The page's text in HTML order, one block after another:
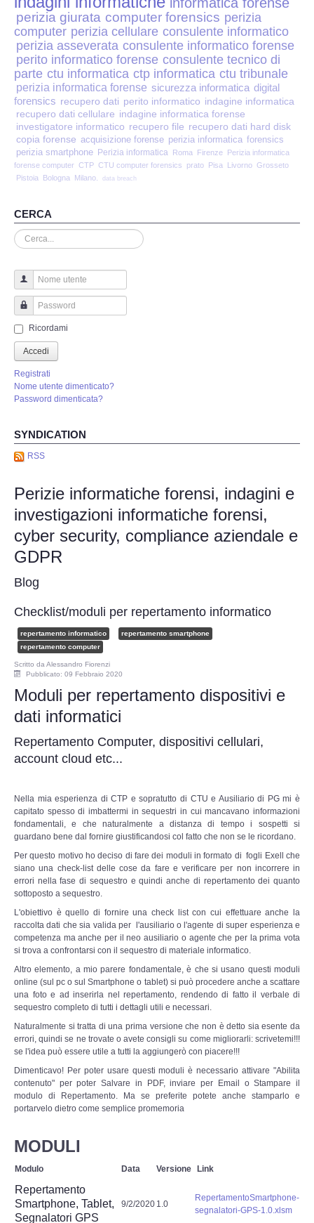
Perizia Cyber Bullismo
Incarichi CTU e CTP
Perizia Centralini PBX e VOIP
Perizia Estimo
Perizia Documento informatico
Perizia Cloud
Perizia E-mail
Perizia Truffa Banca e Online
Perizia Dash Cam
Perizia software spia
Perizia Controllo lavoratori
Perizia DVR
Perizia IoT e IIoT
Perizia Ransomware Malware
Perizia Incidente Stradale
INDAGINI DIGITALI
Digital Intelligence OSINT
Indagini su computer
Indagini Smartphone,Tablet
Bonifiche Digitali
Forensics Readiness
Incident Response
Copia/Acquisizione Forense Web
Indagini persone scomparse
Remote Digital Forensics
Acquisizione Forense remota
Sblocco PIN Smartphone
Recupero dati
Security Management
perizia giurata computer forensics perizia
computer perizia cellulare consulente informatico
perizia asseverata consulente informatico forense
perito informatico forense consulente tecnico di
parte ctu informatica ctp informatica ctu tribunale
perizia informatica forense sicurezza informatica digital
forensics recupero dati perito informatico indagine informatica
recupero dati cellulare indagine informatica forense
investigatore informatico recupero file recupero dati hard disk
copia forense acquisizione forense perizia informatica forensics
perizia smartphone Perizia informatica Roma Firenze Perizia informatica
forense computer CTP CTU computer forensics prato Pisa Livorno Grosseto
Pistoia
Bologna Milano. data breach
CERCA
Cerca...
Nome utente
Password
Ricordami
Accedi
Registrati
Nome utente dimenticato?
Password dimenticata?
SYNDICATION
RSS
Perizie informatiche forensi, indagini e
investigazioni informatiche forensi,
cyber security, compliance aziendale e
GDPR
Blog
Checklist/moduli per repertamento informatico
repertamento informatico
repertamento smartphone
repertamento computer
Scritto da Alessandro Fiorenzi
Pubblicato: 09 Febbraio 2020
Moduli per repertamento dispositivi e
dati informatici
Repertamento Computer, dispositivi cellulari,
account cloud etc...
Nella mia esperienza di CTP e sopratutto di CTU e Ausiliario di PG mi è
capitato spesso di imbattermi in sequestri in cui mancavano informazioni
fondamentali, e che naturalmente a distanza di tempo i sospetti si
guardano bene dal fornire giustificandosi col fatto che non se le ricordano.
Per questo motivo ho deciso di fare dei moduli in formato di fogli Exell che
siano una check-list delle cose da fare e verificare per non incorrere in
errori nella fase di sequestro e quindi anche di repertamento dei quanto
sottoposto a sequestro.
L'obiettivo è quello di fornire una check list con cui effettuare anche la
raccolta dati che sia valida per l'ausiliario o l'agente di super esperienza e
competenza ma anche per il neo ausiliario o agente che per la prima vota
si trova a confrontarsi con il sequestro di materiale informatico.
Altro elemento, a mio parere fondamentale, è che si usano questi moduli
online (sul pc o sul Smartphone o tablet) si può procedere anche a scattare
una foto e ad inserirla nel repertamento, rendendo di fatto il verbale di
sequestro completo di tutti i dettagli utili e necessari.
Naturalmente si tratta di una prima versione che non è detto sia esente da
errori, quindi se ne trovate o avete consigli su come migliorarli: scrivetemi!!!
se l'idea può essere utile a tutti la aggiungerò con piacere!!!
Dimenticavo! Per poter usare questi moduli è necessario attivare "Abilita
contenuto" per poter Salvare in PDF, inviare per Email o Stampare il
modulo di Repertamento. Ma se preferite potete anche stamparlo e
portarvelo dietro come semplice promemoria
MODULI
Modulo Data Versione Link
Repertamento
Smartphone, Tablet,
Segnalatori GPS
9/2/2020 1.0
RepertamentoSmartphone-
segnalatori-GPS-1.0.xlsm